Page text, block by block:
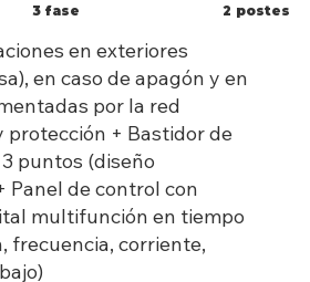
3 fase 2 postes
en exteriores
en caso de apagón y en
por la red
protección + Bastidor de
puntos (diseño
Panel de control con
multifunción en tiempo
frecuencia, corriente,